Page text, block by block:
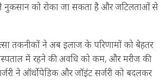
नुकसान को रोका जा सकता है और जटिलताओं से
तकनीकों ने अब इलाज के परिणामों को बेहतर
में रहने की अवधि को कम, और मरीज की
ने ऑर्थोपेडिक और जॉइंट सर्जरी को बदलकर